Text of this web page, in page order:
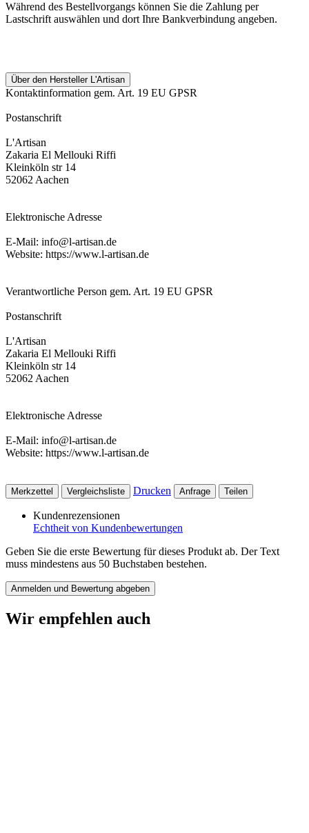
Während des Bestellvorgangs können Sie die Zahlung per
Lastschrift auswählen und dort Ihre Bankverbindung angeben.
Über den Hersteller L'Artisan
Kontaktinformation gem. Art. 19 EU GPSR
Postanschrift
L'Artisan
Zakaria El Mellouki Riffi
Kleinköln str 14
52062 Aachen
Elektronische Adresse
E-Mail: info@l-artisan.de
Website: https://www.l-artisan.de
Verantwortliche Person gem. Art. 19 EU GPSR
Postanschrift
L'Artisan
Zakaria El Mellouki Riffi
Kleinköln str 14
52062 Aachen
Elektronische Adresse
E-Mail: info@l-artisan.de
Website: https://www.l-artisan.de
Merkzettel Vergleichsliste Drucken Anfrage Teilen
Kundenrezensionen
Echtheit von Kundenbewertungen
Geben Sie die erste Bewertung für dieses Produkt ab. Der Text
muss mindestens aus 50 Buchstaben bestehen.
Anmelden und Bewertung abgeben
Wir empfehlen auch